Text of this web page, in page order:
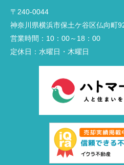
〒240-0044
神奈川県横浜市保土ケ谷区仏向町
営業時間： 10：00～18：00
定休日： 水曜日・木曜日